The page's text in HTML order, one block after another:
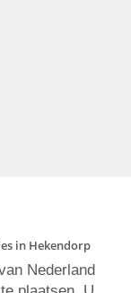
in Hekendorp
Nederland